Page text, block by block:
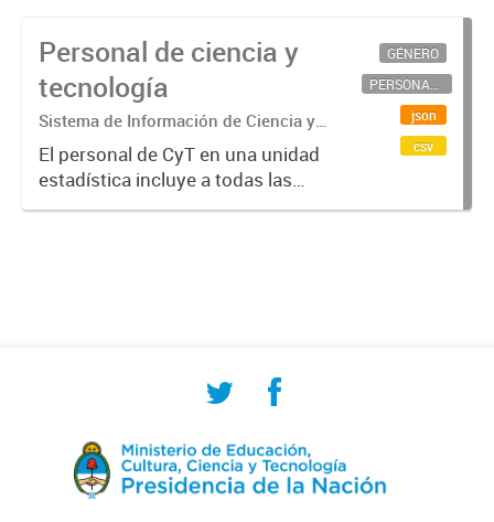
Personal de ciencia y
tecnología
Sistema de Información de Ciencia y
Tecnología Argentino (SICYTAR)
El personal de CyT en una unidad
estadística incluye a todas las
personas involucradas
GÉNERO
PERSONAL CIENTÍFICO-TECNOLÓGICO
json
csv